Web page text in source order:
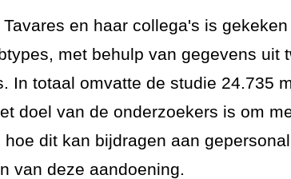
en haar collega's is
met behulp van gegevens uit
In totaal omvatte de studie 24.735
doel van de onderzoekers is om
dit kan bijdragen aan
van deze aandoening.